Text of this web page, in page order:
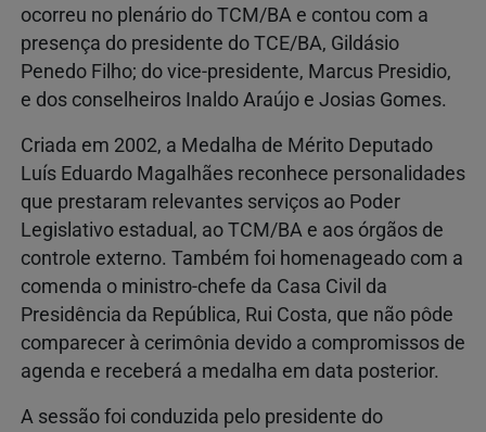
ocorreu no plenário do TCM/BA e contou com a
presença do presidente do TCE/BA, Gildásio
Penedo Filho; do vice-presidente, Marcus Presidio,
e dos conselheiros Inaldo Araújo e Josias Gomes.
Criada em 2002, a Medalha de Mérito Deputado
Luís Eduardo Magalhães reconhece personalidades
que prestaram relevantes serviços ao Poder
Legislativo estadual, ao TCM/BA e aos órgãos de
controle externo. Também foi homenageado com a
comenda o ministro-chefe da Casa Civil da
Presidência da República, Rui Costa, que não pôde
comparecer à cerimônia devido a compromissos de
agenda e receberá a medalha em data posterior.
A sessão foi conduzida pelo presidente do